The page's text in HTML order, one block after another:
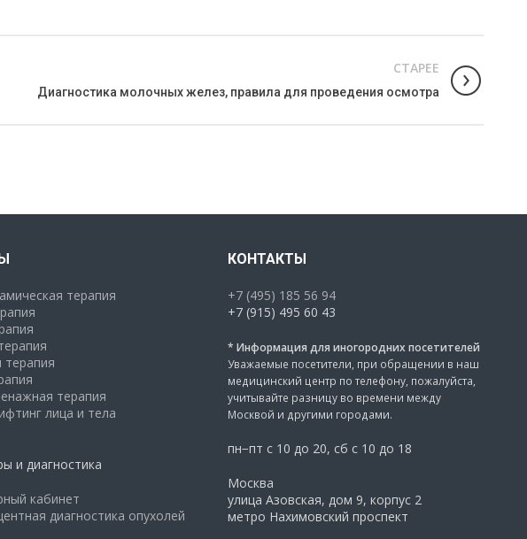
СТАРЕЕ
Диагностика молочных желез, правила для проведения осмотра
терапия
терапия
терапия
лица и тела
и диагностика
кабинет
диагностика опухолей
КОНТАКТЫ
+7 (495) 185 56 94
+7 (915) 495 60 43
* Информация для иногородних посетителей
Уважаемые посетители, при обращении в наш
медицинский центр по телефону, пожалуйста,
учитывайте разницу во времени между
Москвой и другими городами.
пн−пт с 10 до 20, сб с 10 до 18
Москва
улица Азовская, дом 9, корпус 2
метро Нахимовский проспект